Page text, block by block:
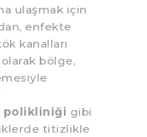
ulaşmak için
enfekte
kanalları
bölge,
polikliniği gibi
titizlikle